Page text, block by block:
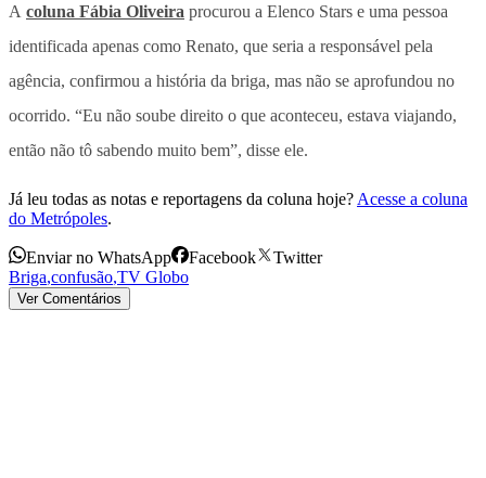
A coluna Fábia Oliveira procurou a Elenco Stars e uma pessoa
identificada apenas como Renato, que seria a responsável pela
agência, confirmou a história da briga, mas não se aprofundou no
ocorrido. “Eu não soube direito o que aconteceu, estava viajando,
então não tô sabendo muito bem”, disse ele.
Já leu todas as notas e reportagens da coluna hoje? Acesse a coluna
do Metrópoles.
Enviar no WhatsApp Facebook
Twitter
Briga,confusão,TV Globo
Ver Comentários